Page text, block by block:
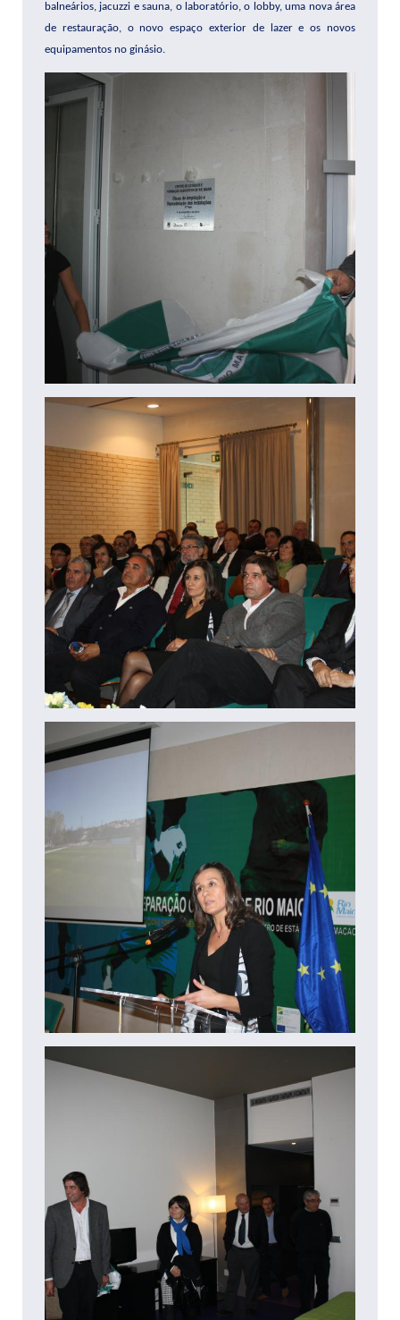
balneários, jacuzzi e sauna, o laboratório, o lobby, uma nova área
de restauração, o novo espaço exterior de lazer e os novos
equipamentos no ginásio.